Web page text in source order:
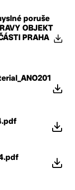
poruše
OBJEKT
PRAHA